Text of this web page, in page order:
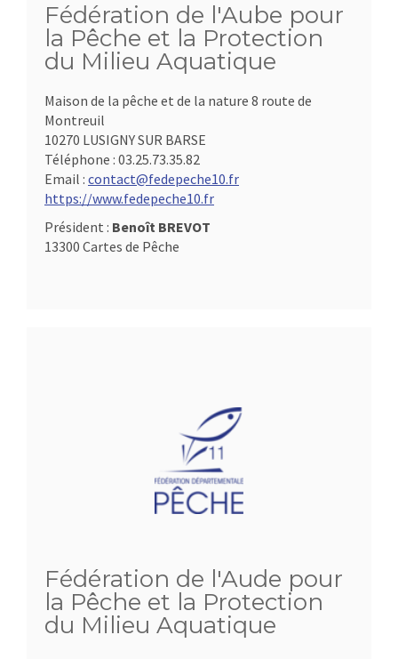
Fédération de l'Aube pour
la Pêche et la Protection
du Milieu Aquatique
Maison de la pêche et de la nature 8 route de
Montreuil
10270 LUSIGNY SUR BARSE
Téléphone : 03.25.73.35.82
Email : contact@fedepeche10.fr
https://www.fedepeche10.fr
Président : Benoît BREVOT
13300 Cartes de Pêche
Fédération de l'Aude pour
la Pêche et la Protection
du Milieu Aquatique